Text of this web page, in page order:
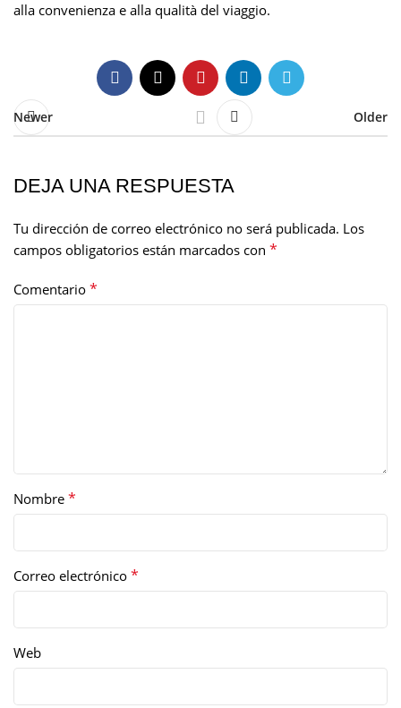
alla convenienza e alla qualità del viaggio.
Newer Older
DEJA UNA RESPUESTA
Tu dirección de correo electrónico no será publicada. Los
campos obligatorios están marcados con *
Comentario *
Nombre *
Correo electrónico *
Web